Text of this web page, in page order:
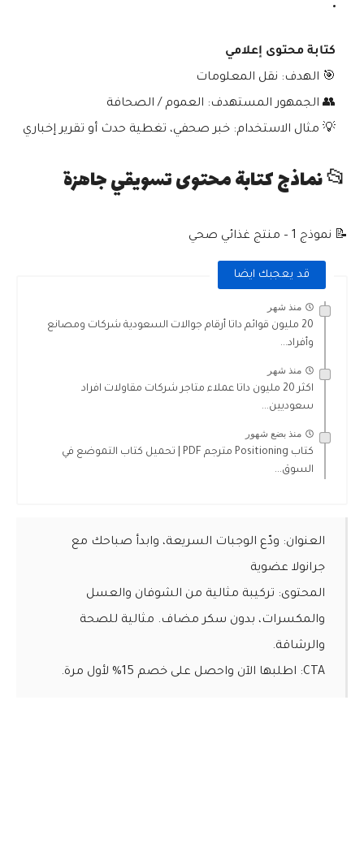
كتابة محتوى إعلامي
🎯 الهدف: نقل المعلومات
👥 الجمهور المستهدف: العموم / الصحافة
💡 مثال الاستخدام: خبر صحفي، تغطية حدث أو تقرير إخباري
📂 نماذج كتابة محتوى تسويقي جاهزة
📝 نموذج 1 – منتج غذائي صحي
قد يعجبك ايضا
منذ شهر
20 مليون قوائم داتا أرقام جوالات السعودية شركات ومصانع
وأفراد...
منذ شهر
اكثر 20 مليون داتا عملاء متاجر شركات مقاولات افراد
سعوديين...
منذ بضع شهور
كتاب Positioning مترجم PDF | تحميل كتاب التموضع في
السوق...
العنوان: ودّع الوجبات السريعة، وابدأ صباحك مع
جرانولا عضوية
المحتوى: تركيبة مثالية من الشوفان والعسل
والمكسرات، بدون سكر مضاف. مثالية للصحة
والرشاقة.
CTA: اطلبها الآن واحصل على خصم 15% لأول مرة.